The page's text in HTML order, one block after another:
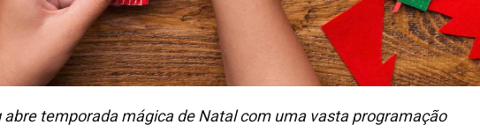
abre temporada mágica de Natal com uma vasta programação